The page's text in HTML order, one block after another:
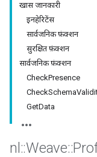
खास जानकारी
इनहेरिटेंस
सार्वजनिक फ़ंक्शन
सुरक्षित फ़ंक्शन
सार्वजनिक फ़ंक्शन
CheckPresence
GetData
nl ::Weave::